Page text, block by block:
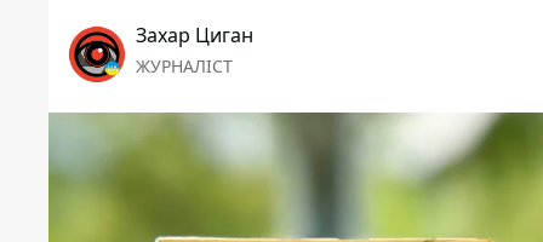
Захар Циган
ЖУРНАЛІСТ